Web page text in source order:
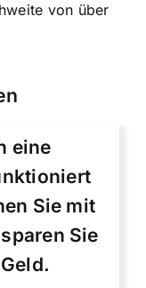
von über
eine
Sie mit
Sie